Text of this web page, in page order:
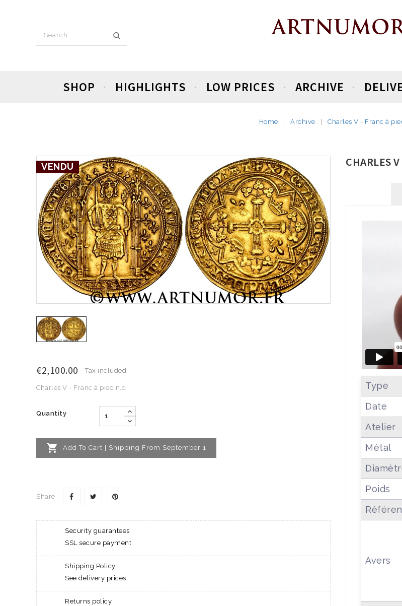
SHOP HIGHLIGHTS LOW PRICES ARCHIVE
Home Archive Charles V - Franc à
VENDU
€2,100.00 Tax included
Charles V - Franc à pied n.d
Quantity
 Add To Cart | Shipping From September 1
Share
Security guarantees
SSL secure payment
Shipping Policy
See delivery prices
Returns policy
CHARLES
Type
Date
Atelier
Métal
Poids
Avers